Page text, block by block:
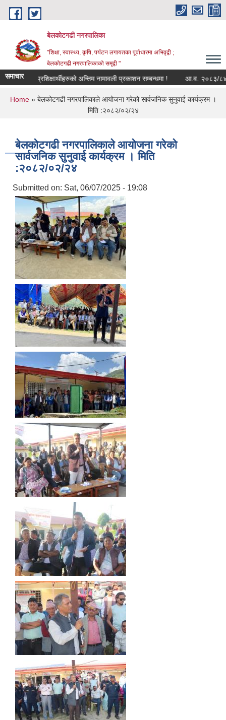
Skip to main content
बेलकोटगढी नगरपालिका
"शिक्षा, स्वास्थ्य, कृषि, पर्यटन लगायतका पूर्वाधारमा अभिवृद्वी ;
बेलकोटगढी नगरपालिकाको समृद्वी "
समाचारप्रशिक्षार्थीहरुको अन्तिम नामावली प्रकाशन सम्बन्धमा ! आ.व. २०८३/८४ को लागि
You are here
Home» बेलकोटगढी नगरपालिकाले आयोजना गरेको सार्वजनिक सुनुवाई कार्यक्रम ।
मिति :२०८२/०२/२४
बेलकोटगढी नगरपालिकाले आयोजना गरेको
सार्वजनिक सुनुवाई कार्यक्रम । मिति
:२०८२/०२/२४
Submitted on: Sat, 06/07/2025 - 19:08